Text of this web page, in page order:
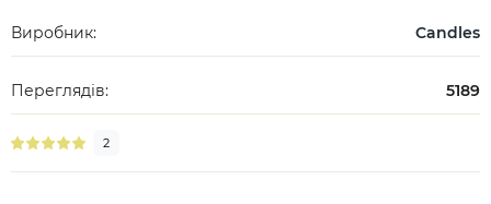
Виробник: Candles
Переглядів: 5189
2